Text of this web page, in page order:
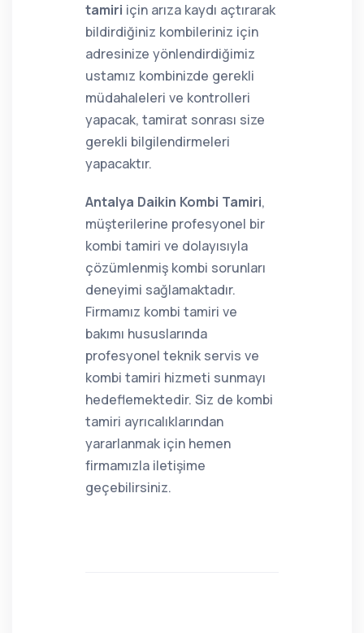
tamiri için arıza kaydı açtırarak
bildirdiğiniz kombileriniz için
adresinize yönlendirdiğimiz
ustamız kombinizde gerekli
müdahaleleri ve kontrolleri
yapacak, tamirat sonrası size
gerekli bilgilendirmeleri
yapacaktır.
Antalya Daikin Kombi Tamiri,
müşterilerine profesyonel bir
kombi tamiri ve dolayısıyla
çözümlenmiş kombi sorunları
deneyimi sağlamaktadır.
Firmamız kombi tamiri ve
bakımı hususlarında
profesyonel teknik servis ve
kombi tamiri hizmeti sunmayı
hedeflemektedir. Siz de kombi
tamiri ayrıcalıklarından
yararlanmak için hemen
firmamızla iletişime
geçebilirsiniz.